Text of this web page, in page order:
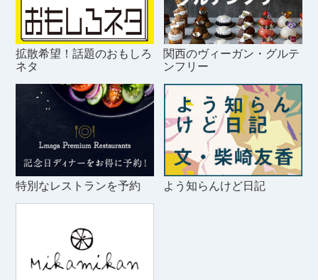
拡散希望！話題のおもしろ
ネタ
関西のヴィーガン・グルテ
ンフリー
特別なレストランを予約 よう知らんけど日記